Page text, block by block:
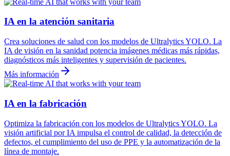
IA en la atención sanitaria
Crea soluciones de salud con los modelos de Ultralytics YOLO. La
IA de visión en la sanidad potencia imágenes médicas más rápidas,
diagnósticos más inteligentes y supervisión de pacientes.
Más información
IA en la fabricación
Optimiza la fabricación con los modelos de Ultralytics YOLO. La
visión artificial por IA impulsa el control de calidad, la detección de
defectos, el cumplimiento del uso de PPE y la automatización de la
línea de montaje.